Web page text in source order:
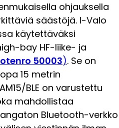
ohjauksella
säästöjä. I-Valo
käytettäväksi
bay HF-liike- ja
50003). Se on
15 metrin
BLE on varustettu
mahdollistaa
Bluetooth-verkko